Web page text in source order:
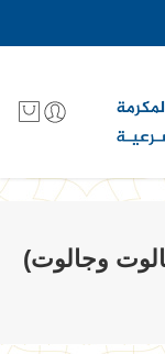
وجالوت)